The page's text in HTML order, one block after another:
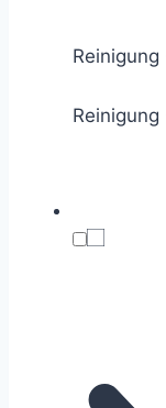
Reinigung
Reinigung